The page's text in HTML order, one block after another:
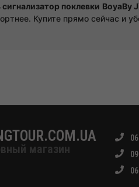
сигнализатор поклевки BoyaBy
Купите прямо сейчас и
магазин